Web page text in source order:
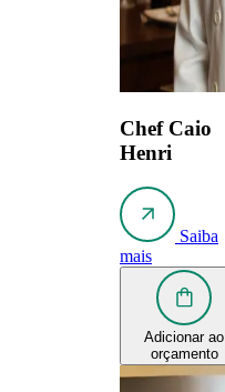
Chef Caio
Henri
Saiba
mais
Adicionar ao
orçamento